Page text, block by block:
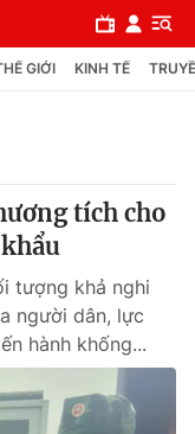
GIỚI KINH TẾ
tích cho
tượng khả nghi
người dân, lực
hành khống...